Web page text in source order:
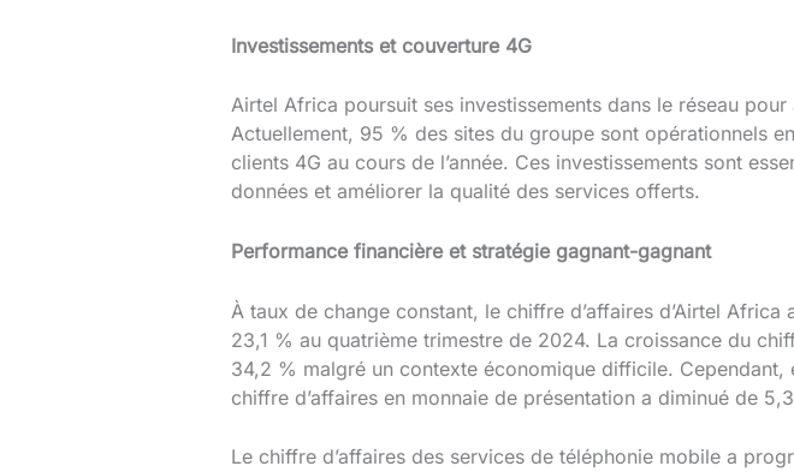
Investissements et couverture 4G
Airtel Africa poursuit ses investissements dans le réseau
Actuellement, 95 % des sites du groupe sont opérationnels
clients 4G au cours de l’année. Ces investissements sont
données et améliorer la qualité des services offerts.
Performance financière et stratégie gagnant-gagnant
À taux de change constant, le chiffre d’affaires d’Airtel
23,1 % au quatrième trimestre de 2024. La croissance du
34,2 % malgré un contexte économique difficile.
chiffre d’affaires en monnaie de présentation a diminué de
Le chiffre d’affaires des services de téléphonie mobile a